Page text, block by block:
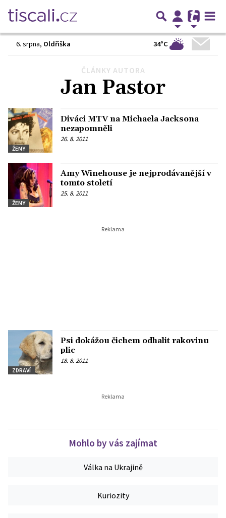
6. srpna, Oldřiška 34°C
ČLÁNKY AUTORA
Jan Pastor
ŽENY
Diváci MTV na Michaela Jacksona
nezapomněli
26. 8. 2011
ŽENY
Amy Winehouse je nejprodávanější v
tomto století
25. 8. 2011
ZDRAVÍ
Psi dokážou čichem odhalit rakovinu
plic
18. 8. 2011
7 8 9 Další
Mohlo by vás zajímat
Válka na Ukrajině
Kuriozity